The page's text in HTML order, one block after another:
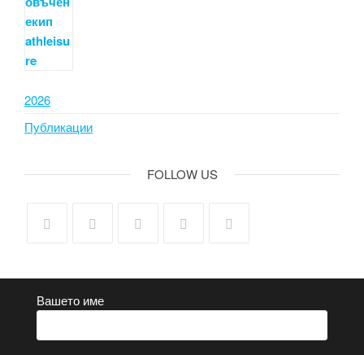
2026
Публикации
FOLLOW US
Вашето име